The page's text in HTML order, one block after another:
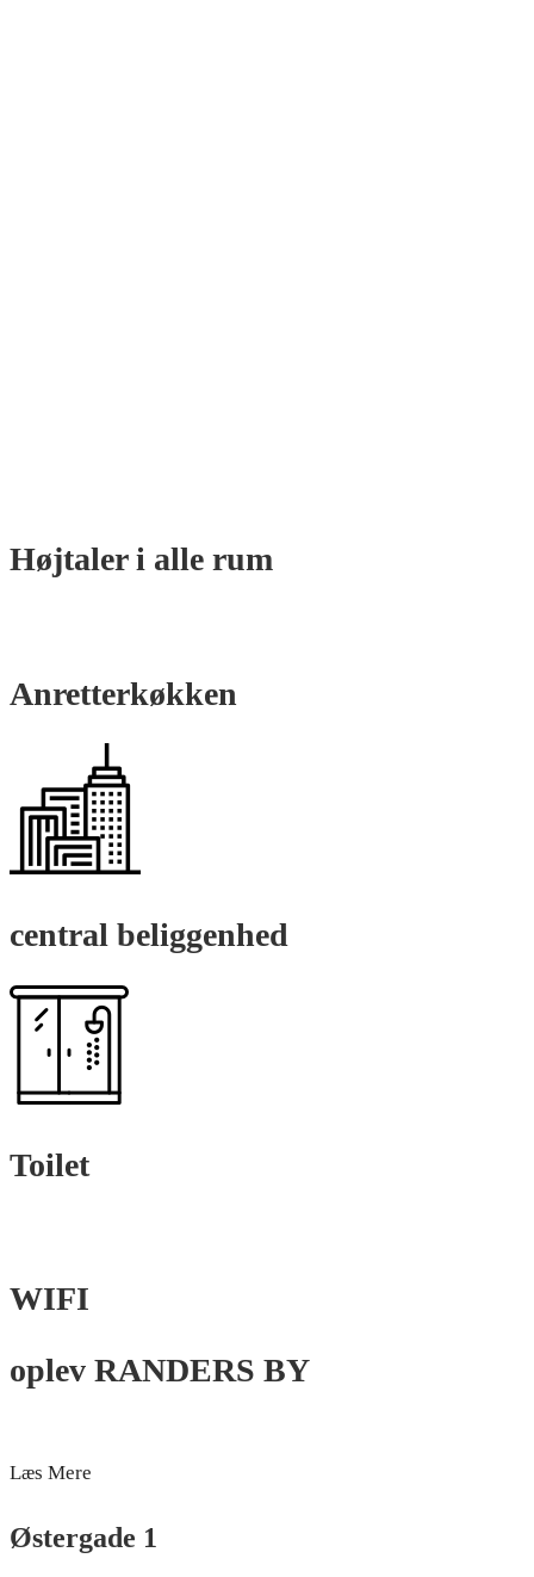
Højtaler i alle rum
Anretterkøkken
central beliggenhed
Toilet
WIFI
oplev RANDERS BY
Læs Mere
Østergade 1